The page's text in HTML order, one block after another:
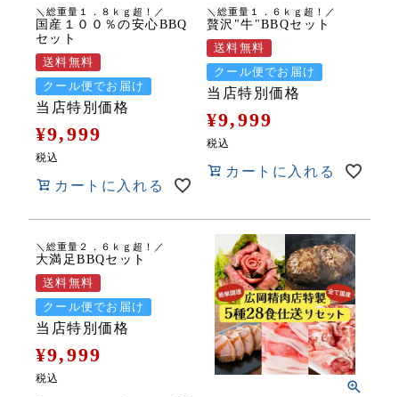
＼総重量１．８ｋｇ超！／
国産１００％の安心BBQ
セット
送料無料
クール便でお届け
当店特別価格
¥9,999
税込
カートに入れる
＼総重量１．６ｋｇ超！／
贅沢"牛"BBQセット
送料無料
クール便でお届け
当店特別価格
¥9,999
税込
カートに入れる
＼総重量２．６ｋｇ超！／
大満足BBQセット
送料無料
クール便でお届け
当店特別価格
¥9,999
税込